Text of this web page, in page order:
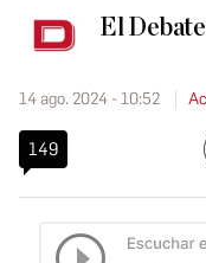
El Debate
14 ago. 2024 - 10:52
149